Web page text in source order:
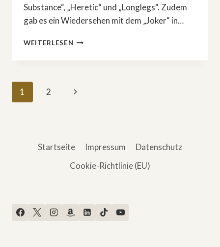
Substance“, „Heretic“ und „Longlegs“. Zudem
gab es ein Wiedersehen mit dem „Joker“ in…
WEITERLESEN DAS
DIE
FILME
Seitennavigation
1 2
Nächste
Startseite Impressum
Datenschutz
Cookie-Richtlinie (EU)